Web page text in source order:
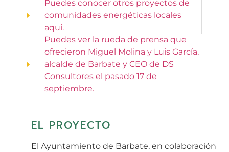
Puedes conocer otros proyectos de
comunidades energéticas locales
aquí.
Puedes ver la rueda de prensa que
ofrecieron Miguel Molina y Luis García,
alcalde de Barbate y CEO de DS
Consultores el pasado 17 de
septiembre.
EL PROYECTO
El Ayuntamiento de Barbate, en colaboración